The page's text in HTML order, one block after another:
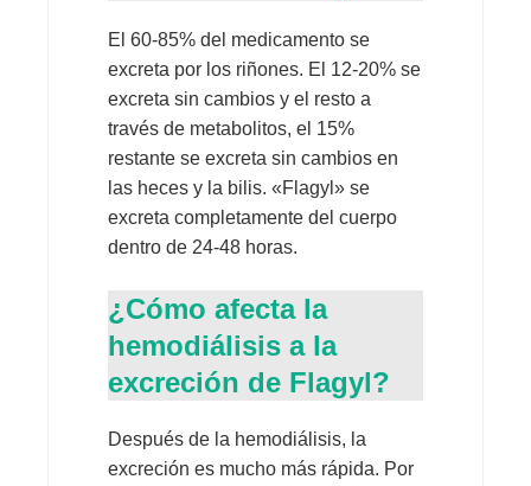
El 60-85% del medicamento se
excreta por los riñones. El 12-20% se
excreta sin cambios y el resto a
través de metabolitos, el 15%
restante se excreta sin cambios en
las heces y la bilis. «Flagyl» se
excreta completamente del cuerpo
dentro de 24-48 horas.
¿Cómo afecta la
hemodiálisis a la
excreción de Flagyl?
Después de la hemodiálisis, la
excreción es mucho más rápida. Por